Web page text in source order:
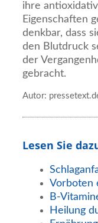
ihre
Eigenschaften
denkbar, dass
den Blutdruck
der
gebracht.
Autor:
Lesen Sie
Vorboten
B-
Heilung